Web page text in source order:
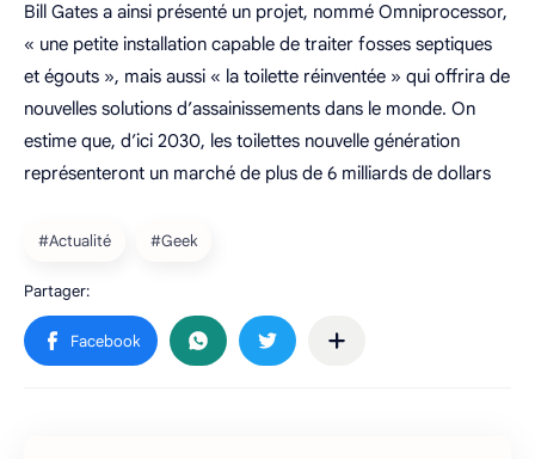
Bill Gates a ainsi présenté un projet, nommé Omniprocessor,
« une petite installation capable de traiter fosses septiques
et égouts », mais aussi « la toilette réinventée » qui offrira de
nouvelles solutions d’assainissements dans le monde. On
estime que, d’ici 2030, les toilettes nouvelle génération
représenteront un marché de plus de 6 milliards de dollars